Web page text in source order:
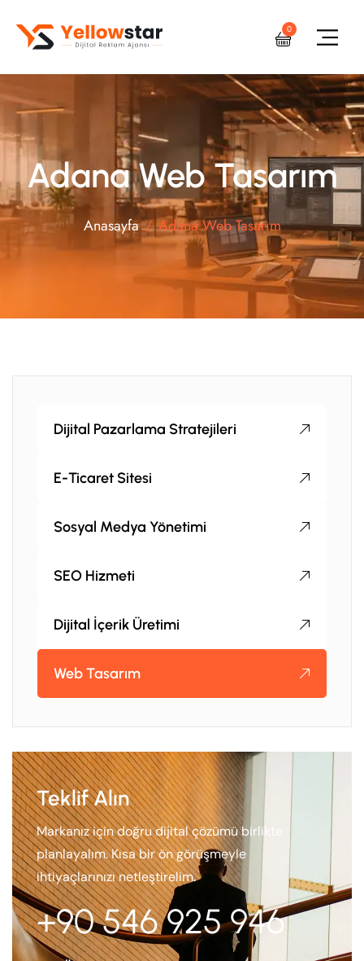
0
Adana Web Tasarım
Anasayfa Adana Web Tasarım
Dijital Pazarlama Stratejileri
E-Ticaret Sitesi
Sosyal Medya Yönetimi
SEO Hizmeti
Dijital İçerik Üretimi
Web Tasarım
Teklif Alın
Markanız için doğru dijital çözümü birlikte
planlayalım. Kısa bir ön görüşmeyle
ihtiyaçlarınızı netleştirelim.
+90 546 925 946